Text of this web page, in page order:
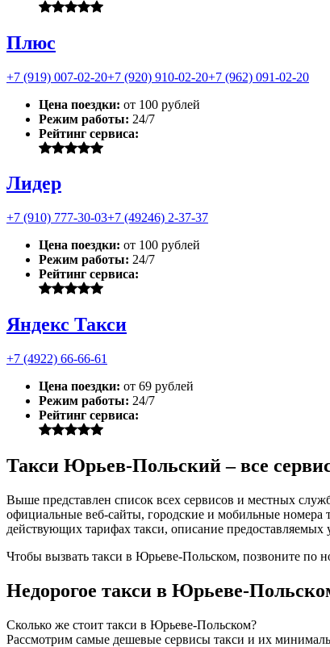
Плюс
+7 (919) 007-02-20+7 (920) 910-02-20+7 (962) 091-02-20
Цена поездки: от 100 рублей
Режим работы: 24/7
Рейтинг сервиса:
Лидер
+7 (910) 777-30-03+7 (49246) 2-37-37
Цена поездки: от 100 рублей
Режим работы: 24/7
Рейтинг сервиса:
Яндекс Такси
+7 (4922) 66-66-61
Цена поездки: от 69 рублей
Режим работы: 24/7
Рейтинг сервиса:
Такси Юрьев-Польский – все
Выше представлен список всех сервисов и местных
официальные веб-сайты, городские и мобильные
действующих тарифах такси, описание предоставляемых
Чтобы вызвать такси в Юрьеве-Польском, позвоните по
Недорогое такси в Юрьеве-
Сколько же стоит такси в Юрьеве-Польском?
Рассмотрим самые дешевые сервисы такси и их